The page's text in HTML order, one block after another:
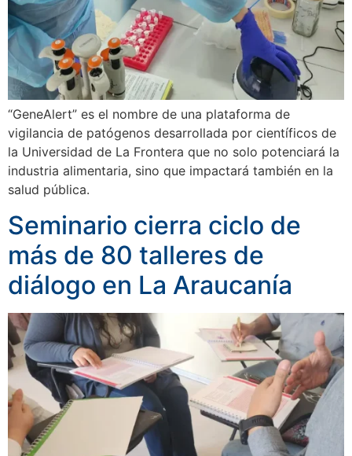
“GeneAlert” es el nombre de una plataforma de
vigilancia de patógenos desarrollada por científicos de
la Universidad de La Frontera que no solo potenciará la
industria alimentaria, sino que impactará también en la
salud pública.
Seminario cierra ciclo de
más de 80 talleres de
diálogo en La Araucanía